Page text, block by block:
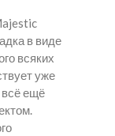
в виде
всяких
уже
всё ещё